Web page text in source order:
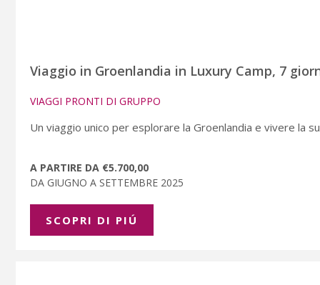
Viaggio in Groenlandia in Luxury Camp, 7
VIAGGI PRONTI DI GRUPPO
Un viaggio unico per esplorare la Groenlandia e vivere la
A PARTIRE DA €5.700,00
DA GIUGNO A SETTEMBRE 2025
SCOPRI DI PIÚ